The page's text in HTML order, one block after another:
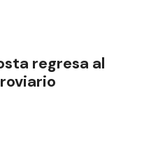
regresa al